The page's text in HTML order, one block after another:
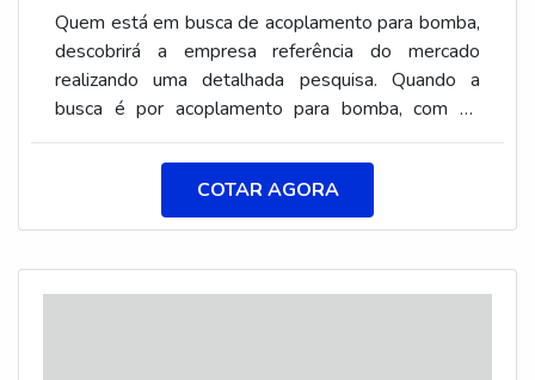
Quem está em busca de acoplamento para bomba,
descobrirá a empresa referência do mercado
realizando uma detalhada pesquisa. Quando a
busca é por acoplamento para bomba, com os
profissionais da Aciobras Acoplamentos o cliente
pode contar com precisão e comprometimento com
o resultado final.MAIS SOBRE O ACOPLAMENTO
PARA BOMBAA Aciobras Acoplamentos canaliza
COTAR AGORA